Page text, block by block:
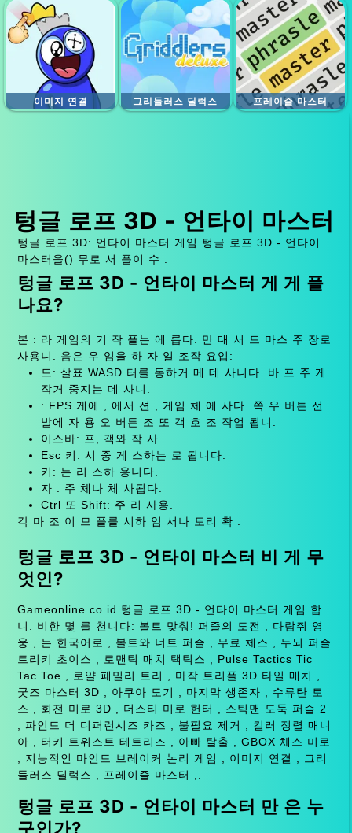
이미지 연결 그리들러스 딜럭스 프레이즐 마스터
텅글 로프 3D - 언타이 마스터
텅글 로프 3D: 언타이 마스터 게임 텅글 로프 3D - 언타이
마스터을() 무로 서 플이 수 .
텅글 로프 3D - 언타이 마스터 게 게 플
나요?
본 : 라 게임의 기 작 플는 에 릅다. 만 대 서 드 마스 주 장로
사용니. 음은 우 임을 하 자 일 조작 요입:
드: 살표 WASD 터를 동하거 메 데 사니다. 바 프 주 게
작거 중지는 데 사니.
: FPS 게에 , 에서 션 , 게임 체 에 사다. 쪽 우 버튼 선
발에 자 용 오 버튼 조 또 객 호 조 작업 됩니.
이스바: 프, 객와 작 사.
Esc 키: 시 중 게 스하는 로 됩니다.
키: 는 리 스하 용니다.
자 : 주 체나 체 사됩다.
Ctrl 또 Shift: 주 리 사용.
각 마 조 이 므 플를 시하 임 서나 토리 확 .
텅글 로프 3D - 언타이 마스터 비 게 무
엇인?
Gameonline.co.id 텅글 로프 3D - 언타이 마스터 게임 합
니. 비한 몇 를 천니다: 볼트 맞춰! 퍼즐의 도전 , 다람쥐 영
웅 , 는 한국어로 , 볼트와 너트 퍼즐 , 무료 체스 , 두뇌 퍼즐
트리키 초이스 , 로맨틱 매치 택틱스 , Pulse Tactics Tic
Tac Toe , 로얄 패밀리 트리 , 마작 트리플 3D 타일 매치 ,
굿즈 마스터 3D , 아쿠아 도기 , 마지막 생존자 , 수류탄 토
스 , 회전 미로 3D , 더스티 미로 헌터 , 스틱맨 도둑 퍼즐 2
, 파인드 더 디퍼런시즈 카즈 , 불필요 제거 , 컬러 정렬 매니
아 , 터키 트위스트 테트리즈 , 아빠 탈출 , GBOX 체스 미로
, 지능적인 마인드 브레이커 논리 게임 , 이미지 연결 , 그리
들러스 딜럭스 , 프레이즐 마스터 ,.
텅글 로프 3D - 언타이 마스터 만 은 누
구인가?